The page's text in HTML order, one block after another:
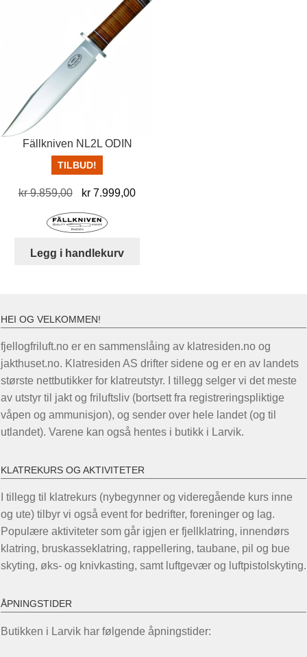
flere
Fällkniven NL2L ODIN
TILBUD!
kr9.859,00
Opprinnelig
var:
kr 7.999,00Nåværende
Legg i handlekurv
HEI OG VELKOMMEN!
fjellogfriluft.no er en sammenslåing av klatresiden.no og
jakthuset.no. Klatresiden AS drifter sidene og er en av landets
største nettbutikker for klatreutstyr. I tillegg selger vi det meste
av utstyr til jakt og friluftsliv (bortsett fra registreringspliktige
våpen og ammunisjon), og sender over hele landet (og til
utlandet). Varene kan også hentes i butikk i Larvik.
KLATREKURS OG AKTIVITETER
I tillegg til klatrekurs (nybegynner og videregående kurs inne
og ute) tilbyr vi også event for bedrifter, foreninger og lag.
Populære aktiviteter som går igjen er fjellklatring, innendørs
klatring, bruskasseklatring, rappellering, taubane, pil og bue
skyting, øks- og knivkasting, samt luftgevær og luftpistolskyting.
ÅPNINGSTIDER
Butikken i Larvik har følgende åpningstider: